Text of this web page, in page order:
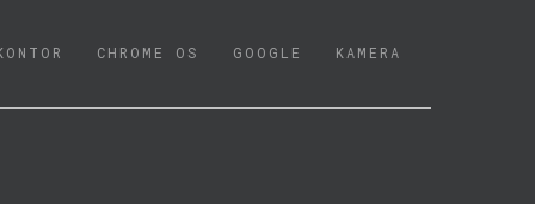
CHROME OS GOOGLE KAMERA